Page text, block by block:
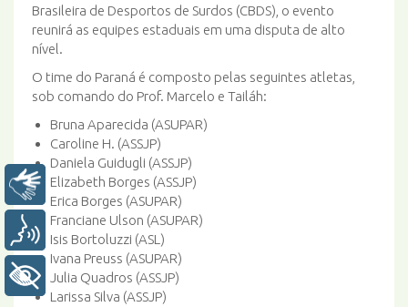
Brasileira de Desportos de Surdos (CBDS), o evento
reunirá as equipes estaduais em uma disputa de alto
nível.
O time do Paraná é composto pelas seguintes atletas,
sob comando do Prof. Marcelo e Tailáh:
Bruna Aparecida (ASUPAR)
Caroline H. (ASSJP)
Daniela Guidugli (ASSJP)
Elizabeth Borges (ASSJP)
Erica Borges (ASUPAR)
Franciane Ulson (ASUPAR)
Isis Bortoluzzi (ASL)
Ivana Preuss (ASUPAR)
Julia Quadros (ASSJP)
Larissa Silva (ASSJP)
Libras
Voz
+ Acessibilidade